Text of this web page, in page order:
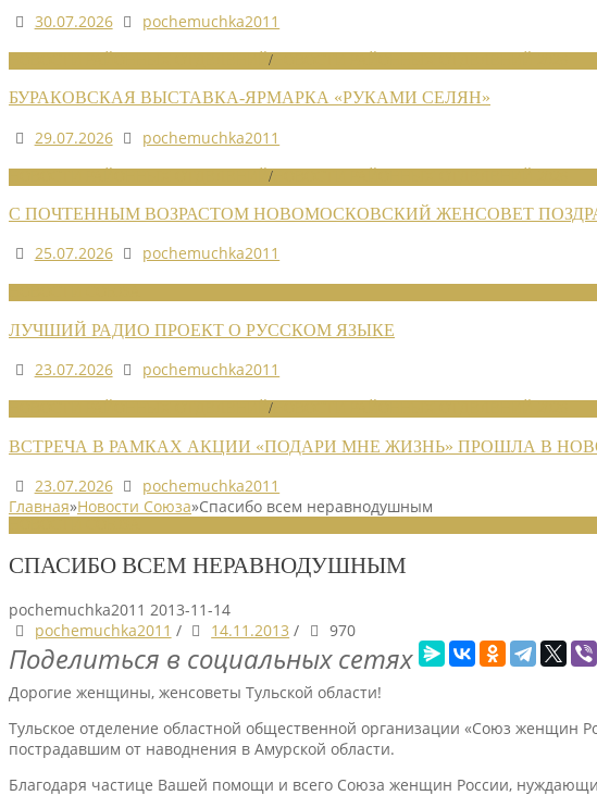
30.07.2026
pochemuchka2011
/
БУРАКОВСКАЯ ВЫСТАВКА-ЯРМАРКА «РУКАМИ СЕЛЯН»
29.07.2026
pochemuchka2011
/
С ПОЧТЕННЫМ ВОЗРАСТОМ НОВОМОСКОВСКИЙ ЖЕНСОВЕТ
25.07.2026
pochemuchka2011
ЛУЧШИЙ РАДИО ПРОЕКТ О РУССКОМ ЯЗЫКЕ
23.07.2026
pochemuchka2011
/
ВСТРЕЧА В РАМКАХ АКЦИИ «ПОДАРИ МНЕ ЖИЗНЬ» ПРОШЛА В
23.07.2026
pochemuchka2011
Главная»Новости Союза»Спасибо всем неравнодушным
СПАСИБО ВСЕМ НЕРАВНОДУШНЫМ
pochemuchka2011 2013-11-14
pochemuchka2011 / 14.11.2013 / 970
Поделиться в социальных сетях
Дорогие женщины, женсоветы Тульской области!
Тульское отделение областной общественной организации «Союз женщин
пострадавшим от наводнения в Амурской области.
Благодаря частице Вашей помощи и всего Союза женщин России,